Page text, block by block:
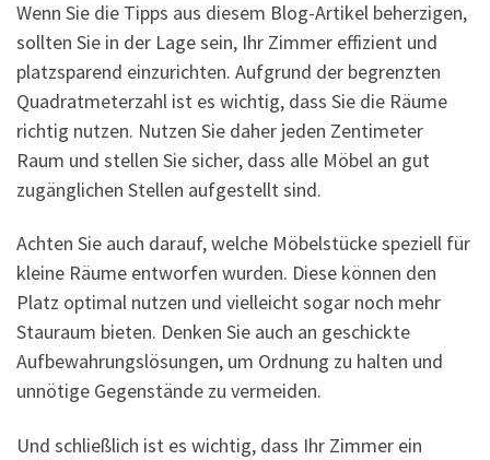
Wenn Sie die Tipps aus diesem Blog-Artikel beherzigen,
sollten Sie in der Lage sein, Ihr Zimmer effizient und
platzsparend einzurichten. Aufgrund der begrenzten
Quadratmeterzahl ist es wichtig, dass Sie die Räume
richtig nutzen. Nutzen Sie daher jeden Zentimeter
Raum und stellen Sie sicher, dass alle Möbel an gut
zugänglichen Stellen aufgestellt sind.
Achten Sie auch darauf, welche Möbelstücke speziell für
kleine Räume entworfen wurden. Diese können den
Platz optimal nutzen und vielleicht sogar noch mehr
Stauraum bieten. Denken Sie auch an geschickte
Aufbewahrungslösungen, um Ordnung zu halten und
unnötige Gegenstände zu vermeiden.
Und schließlich ist es wichtig, dass Ihr Zimmer ein